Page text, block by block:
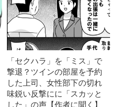
「セクハラ」を「ミス」で
撃退？ツインの部屋を予約
した上司、女性部下の切れ
味鋭い反撃にに「スカッと
した」の声【作者に聞く】